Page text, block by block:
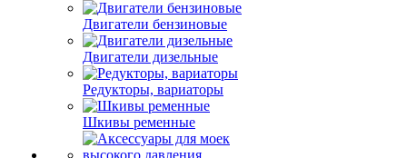
Двигатели бензиновые
Двигатели дизельные
Редукторы, вариаторы
Шкивы ременные